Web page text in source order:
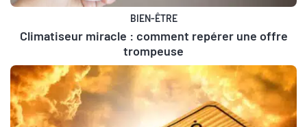
BIEN-ÊTRE
Climatiseur miracle : comment repérer une offre
trompeuse